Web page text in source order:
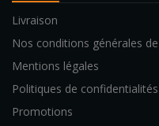
Livraison
Nos conditions générales
Mentions légales
Politiques de confidentialités
Promotions